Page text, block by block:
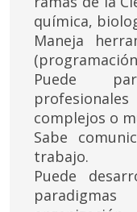
química,
Maneja
Puede
complejos o
Sabe
trabajo.
Puede